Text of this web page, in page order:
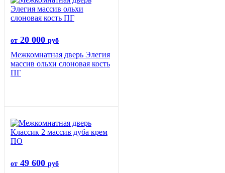
от 20 000 руб
Межкомнатная дверь Элегия
массив ольхи слоновая кость
ПГ
от 49 600 руб